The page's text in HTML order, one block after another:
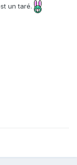
un taré.